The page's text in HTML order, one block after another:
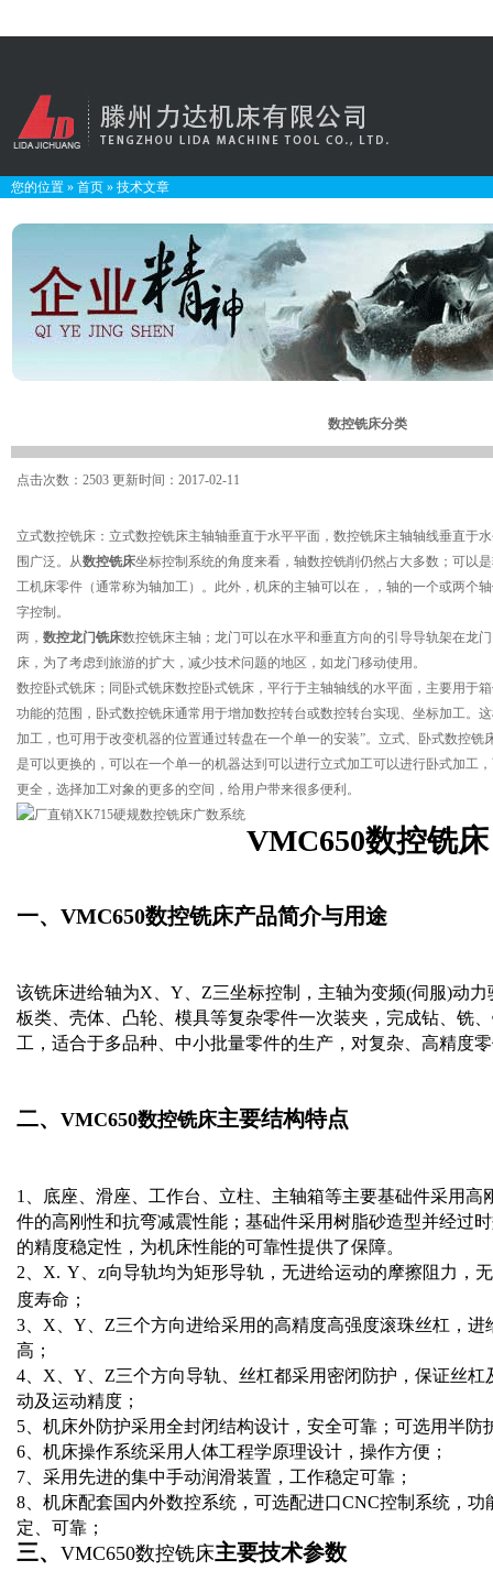
您的位置 » 首页 » 技术文章
数控铣床分类
点击次数：2503 更新时间：2017-02-11
立式数控铣床：立式数控铣床主轴轴垂直于水平平面，数控铣床主轴轴线垂直于
围广泛。从数控铣床坐标控制系统的角度来看，轴数控铣削仍然占大多数；可以
工机床零件（通常称为轴加工）。此外，机床的主轴可以在，，轴的一个或两个
字控制。
两， 数控龙门铣床数控铣床主轴；龙门可以在水平和垂直方向的引导导轨架在龙
床，为了考虑到旅游的扩大，减少技术问题的地区，如龙门移动使用。
数控卧式铣床；同卧式铣床数控卧式铣床，平行于主轴轴线的水平面，主要用于
功能的范围，卧式数控铣床通常用于增加数控转台或数控转台实现、坐标加工。
加工，也可用于改变机器的位置通过转盘在一个单一的安装”。立式、卧式数控铣
是可以更换的，可以在一个单一的机器达到可以进行立式加工可以进行卧式加工
更全，选择加工对象的更多的空间，给用户带来很多便利。
VMC650数控铣床
一、 VMC650数控铣床产品简介与用途
该铣床进给轴为X、Y、Z三坐标控制，主轴为变频(伺服)动
板类、壳体、凸轮、模具等复杂零件一次装夹，完成钻、铣
工，适合于多品种、中小批量零件的生产，对复杂、高精度
二、 VMC650数控铣床主要结构特点
1 底座、滑座、工作台、立柱 、主轴箱等主要基础件采用
件的高刚性和抗弯减震性能；基础件采用树脂砂造型并经过
的精度稳定性，为机床性能的可靠性提供了保障。
2 、X. Y 、z向导轨均为矩形导轨，无进给运动的摩擦阻力，
度寿命；
3
X 、Y、Z三个方向进给采用的高精度高强度滚珠丝杠，
高；
4、 X 、Y、Z三个方向导轨、丝杠都采用密闭防护，保证丝
动及运动精度；
5、 机床外防护采用全封闭结构设计，安全可靠；可选用半防
6
机床操作系统采用人体工程学原理设计，操作方便；
7
采用先进的集中手动润滑装置，工作稳定可靠；
8
机床配套国内外数控系统，可选配进口CNC控制系统，
定、可靠；
三、 VMC650数控铣床主要技术参数